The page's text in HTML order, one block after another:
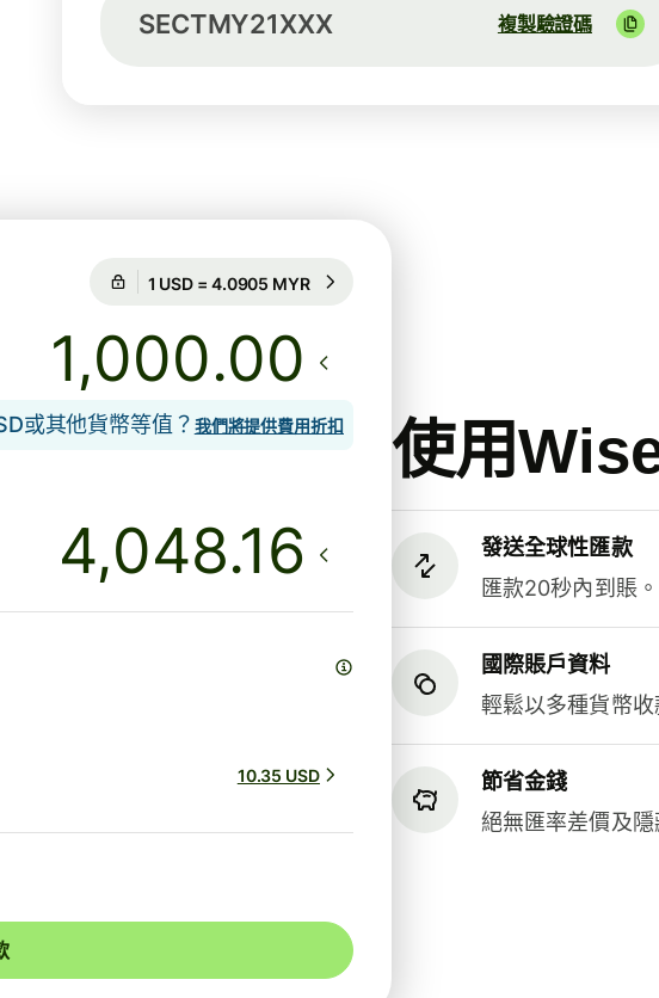
SECTMY21XXX 複製驗證碼
使用
發送全球性匯款
匯款20秒內到賬。
國際賬戶資料
輕鬆以多種貨幣
節省金錢
絕無匯率差價及
匯率保證為期15小時
.00
或其他貨幣等值？ 我們將提供費用折扣
10.35 USD